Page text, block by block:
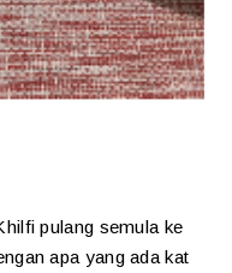
pulang semula ke
apa yang ada kat